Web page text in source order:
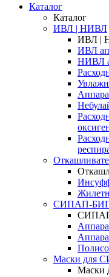
Каталог
Каталог
ИВЛ | НИВЛ
ИВЛ |
ИВЛ
НИВЛ
CИПАП-
Маски для